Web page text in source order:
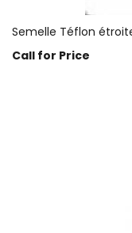
Semelle Téflon
Call for Price